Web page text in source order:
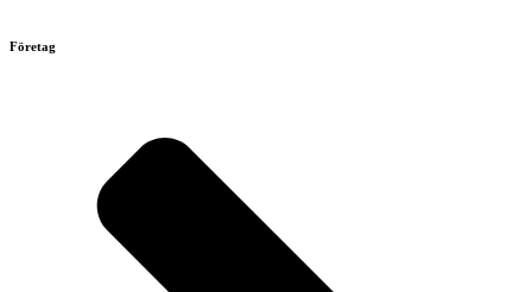
Företag